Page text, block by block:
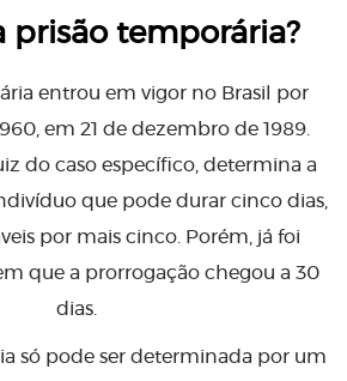
prisão temporária?
entrou em vigor no Brasil por
em 21 de dezembro de 1989.
do caso específico, determina a
que pode durar cinco dias,
por mais cinco. Porém, já foi
que a prorrogação chegou a 30
dias.
só pode ser determinada por um